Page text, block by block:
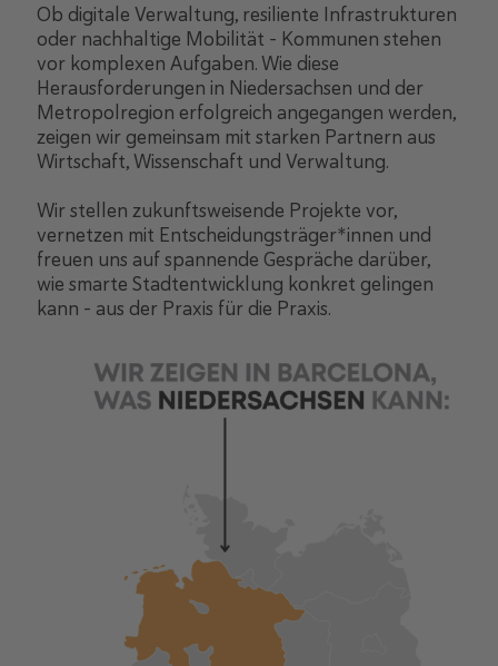
Ob digitale Verwaltung, resiliente Infrastrukturen
oder nachhaltige Mobilität – Kommunen stehen
vor komplexen Aufgaben. Wie diese
Herausforderungen in Niedersachsen und der
Metropolregion erfolgreich angegangen werden,
zeigen wir gemeinsam mit starken Partnern aus
Wirtschaft, Wissenschaft und Verwaltung.
Wir stellen zukunftsweisende Projekte vor,
vernetzen mit Entscheidungsträger*innen und
freuen uns auf spannende Gespräche darüber,
wie smarte Stadtentwicklung konkret gelingen
kann – aus der Praxis für die Praxis.